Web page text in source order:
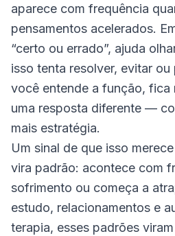
aparece com frequência
pensamentos acelerados.
“certo ou errado”, ajuda
isso tenta resolver, evitar
você entende a função, fica
uma resposta diferente —
mais estratégia.
Um sinal de que isso
vira padrão: acontece com
sofrimento ou começa a
estudo, relacionamentos e
terapia, esses padrões